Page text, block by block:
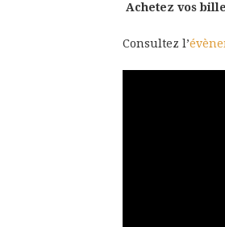
Achetez vos
Consultez l’